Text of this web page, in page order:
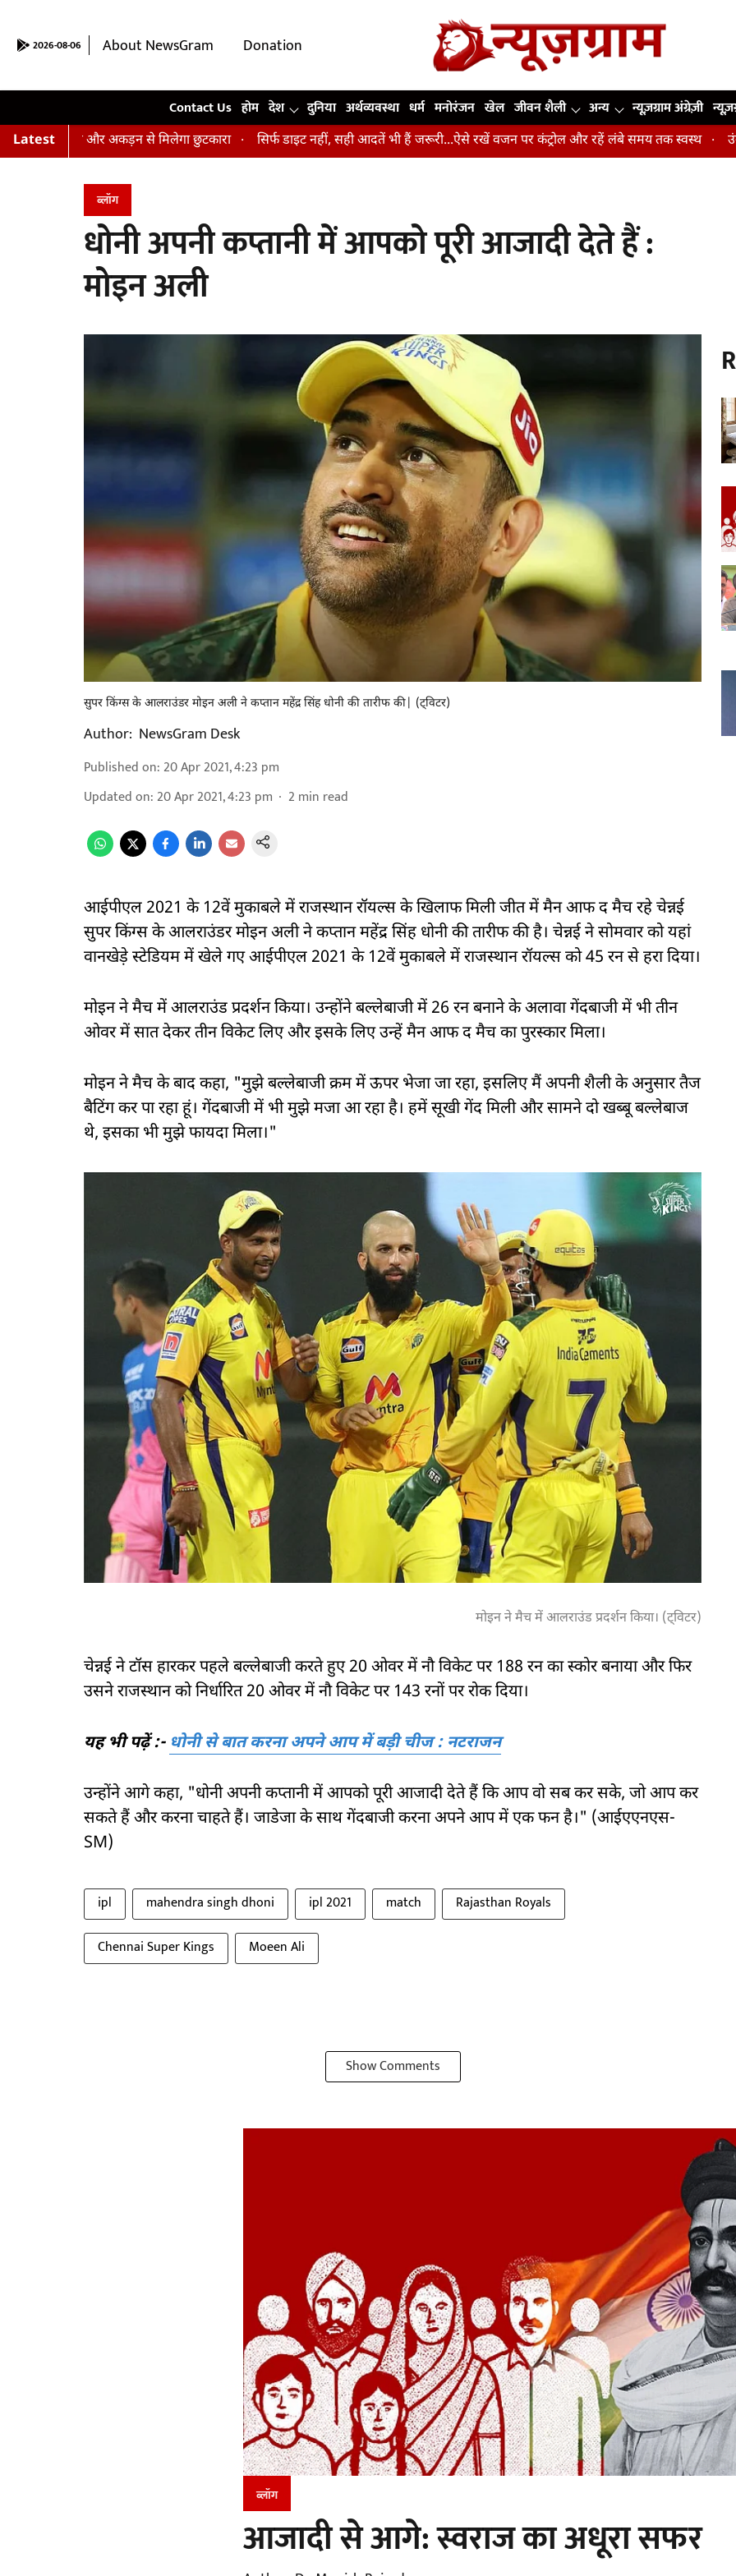
2026-08-06 About NewsGram
Donation
Contact Us होम देश दुनिया अर्थव्यवस्था धर्म मनोरंजन खेल जीवन शैली अन्य न्यूज़ग्राम अंग्रेज़ी
Latest
और अकड़न से मिलेगा छुटकारा सिर्फ डाइट नहीं, सही आदतें भी हैं जरूरी...ऐसे रखें वजन पर कंट्रोल और रहें लंबे समय तक स्वस्थ उंगलियां,
ब्लॉग
धोनी अपनी कप्तानी में आपको पूरी आजादी देते हैं :
मोइन अली
सुपर किंग्स के आलराउंडर मोइन अली ने कप्तान महेंद्र सिंह धोनी की तारीफ की| (ट्विटर)
Author: NewsGram Desk
Published on: 20 Apr 2021, 4:23 pm
Updated on: 20 Apr 2021, 4:23 pm 2 min read
आईपीएल 2021 के 12वें मुकाबले में राजस्थान रॉयल्स के खिलाफ मिली जीत में मैन आफ द मैच रहे चेन्नई
सुपर किंग्स के आलराउंडर मोइन अली ने कप्तान महेंद्र सिंह धोनी की तारीफ की है। चेन्नई ने सोमवार को यहां
वानखेड़े स्टेडियम में खेले गए आईपीएल 2021 के 12वें मुकाबले में राजस्थान रॉयल्स को 45 रन से हरा दिया।
मोइन ने मैच में आलराउंड प्रदर्शन किया। उन्होंने बल्लेबाजी में 26 रन बनाने के अलावा गेंदबाजी में भी तीन
ओवर में सात देकर तीन विकेट लिए और इसके लिए उन्हें मैन आफ द मैच का पुरस्कार मिला।
मोइन ने मैच के बाद कहा, "मुझे बल्लेबाजी क्रम में ऊपर भेजा जा रहा, इसलिए मैं अपनी शैली के अनुसार तैज
बैटिंग कर पा रहा हूं। गेंदबाजी में भी मुझे मजा आ रहा है। हमें सूखी गेंद मिली और सामने दो खब्बू बल्लेबाज
थे, इसका भी मुझे फायदा मिला।"
मोइन ने मैच में आलराउंड प्रदर्शन किया। (ट्विटर)
चेन्नई ने टॉस हारकर पहले बल्लेबाजी करते हुए 20 ओवर में नौ विकेट पर 188 रन का स्कोर बनाया और फिर
उसने राजस्थान को निर्धारित 20 ओवर में नौ विकेट पर 143 रनों पर रोक दिया।
यह भी पढ़ें :- धोनी से बात करना अपने आप में बड़ी चीज : नटराजन
उन्होंने आगे कहा, "धोनी अपनी कप्तानी में आपको पूरी आजादी देते हैं कि आप वो सब कर सके, जो आप कर
सकते हैं और करना चाहते हैं। जाडेजा के साथ गेंदबाजी करना अपने आप में एक फन है।" (आईएएनएस-
SM)
ipl mahendra singh dhoni ipl 2021 match
Rajasthan Royals
Chennai Super Kings
Moeen Ali
Show Comments
ब्लॉग
आजादी से आगे: स्वराज का अधूरा सफर